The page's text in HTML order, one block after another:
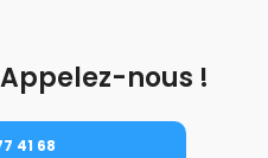
nous !
41 68